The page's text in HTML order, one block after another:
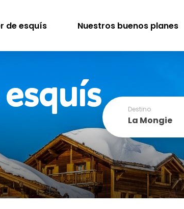
de esquís Nuestros buenos planes
Destino
La Mongie
MON
1
6 7